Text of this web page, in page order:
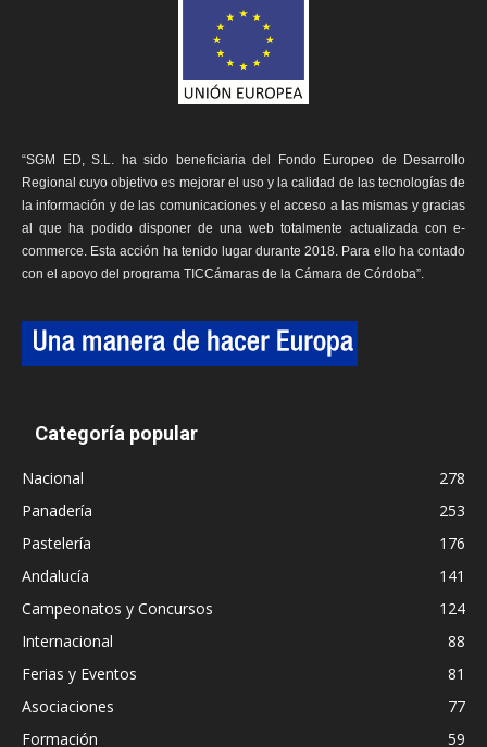
“SGM ED, S.L. ha sido beneficiaria del Fondo Europeo de Desarrollo
Regional cuyo objetivo es mejorar el uso y la calidad de las tecnologías de
la información y de las comunicaciones y el acceso a las mismas y gracias
al que ha podido disponer de una web totalmente actualizada con e-
commerce. Esta acción ha tenido lugar durante 2018. Para ello ha contado
con el apoyo del programa TICCámaras de la Cámara de Córdoba”.
Categoría popular
Nacional
278
Panadería
253
Pastelería
176
Andalucía
141
Campeonatos y Concursos
124
Internacional
88
Ferias y Eventos
81
Asociaciones
77
Formación
59